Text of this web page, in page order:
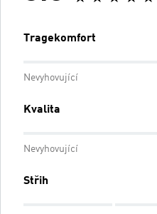
Tragekomfort
Nevyhovující
Kvalita
Nevyhovující
Střih